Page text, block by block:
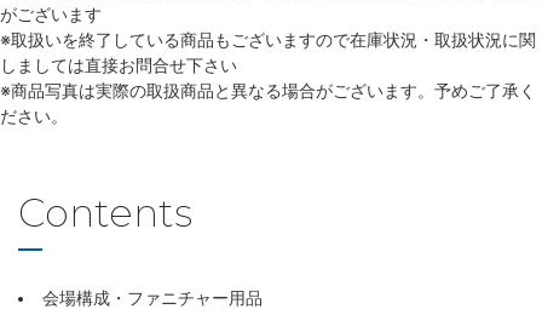
がございます
※取扱いを終了している商品もございますので在庫状況・取扱状況に関
しましては直接お問合せ下さい
※商品写真は実際の取扱商品と異なる場合がございます。予めご了承く
ださい。
Contents
会場構成・ファニチャー用品